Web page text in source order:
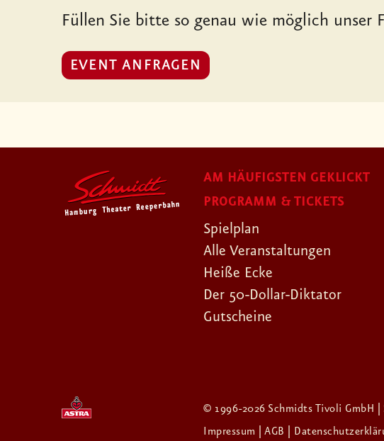
Füllen Sie bitte so genau wie möglich unser
EVENT ANFRAGEN
AM HÄUFIGSTEN GEKLICKT
PROGRAMM & TICKETS
Spielplan
Alle Veranstaltungen
Heiße Ecke
Der 50-Dollar-Diktator
Gutscheine
© 1996-2026 Schmidts Tivoli GmbH
Impressum
| AGB |